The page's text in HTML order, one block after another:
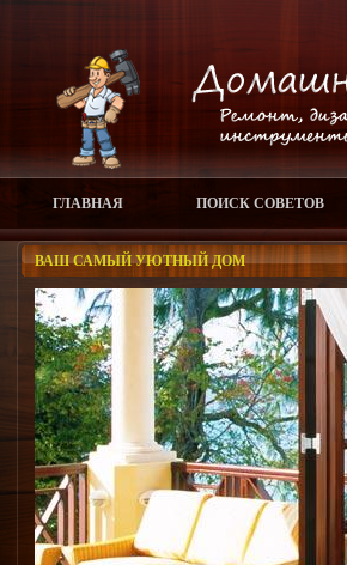
ГЛАВНАЯ ПОИСК СОВЕТОВ
ВАШ САМЫЙ УЮТНЫЙ ДОМ